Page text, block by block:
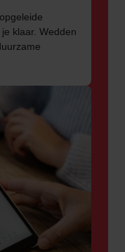
klaar. Wedden